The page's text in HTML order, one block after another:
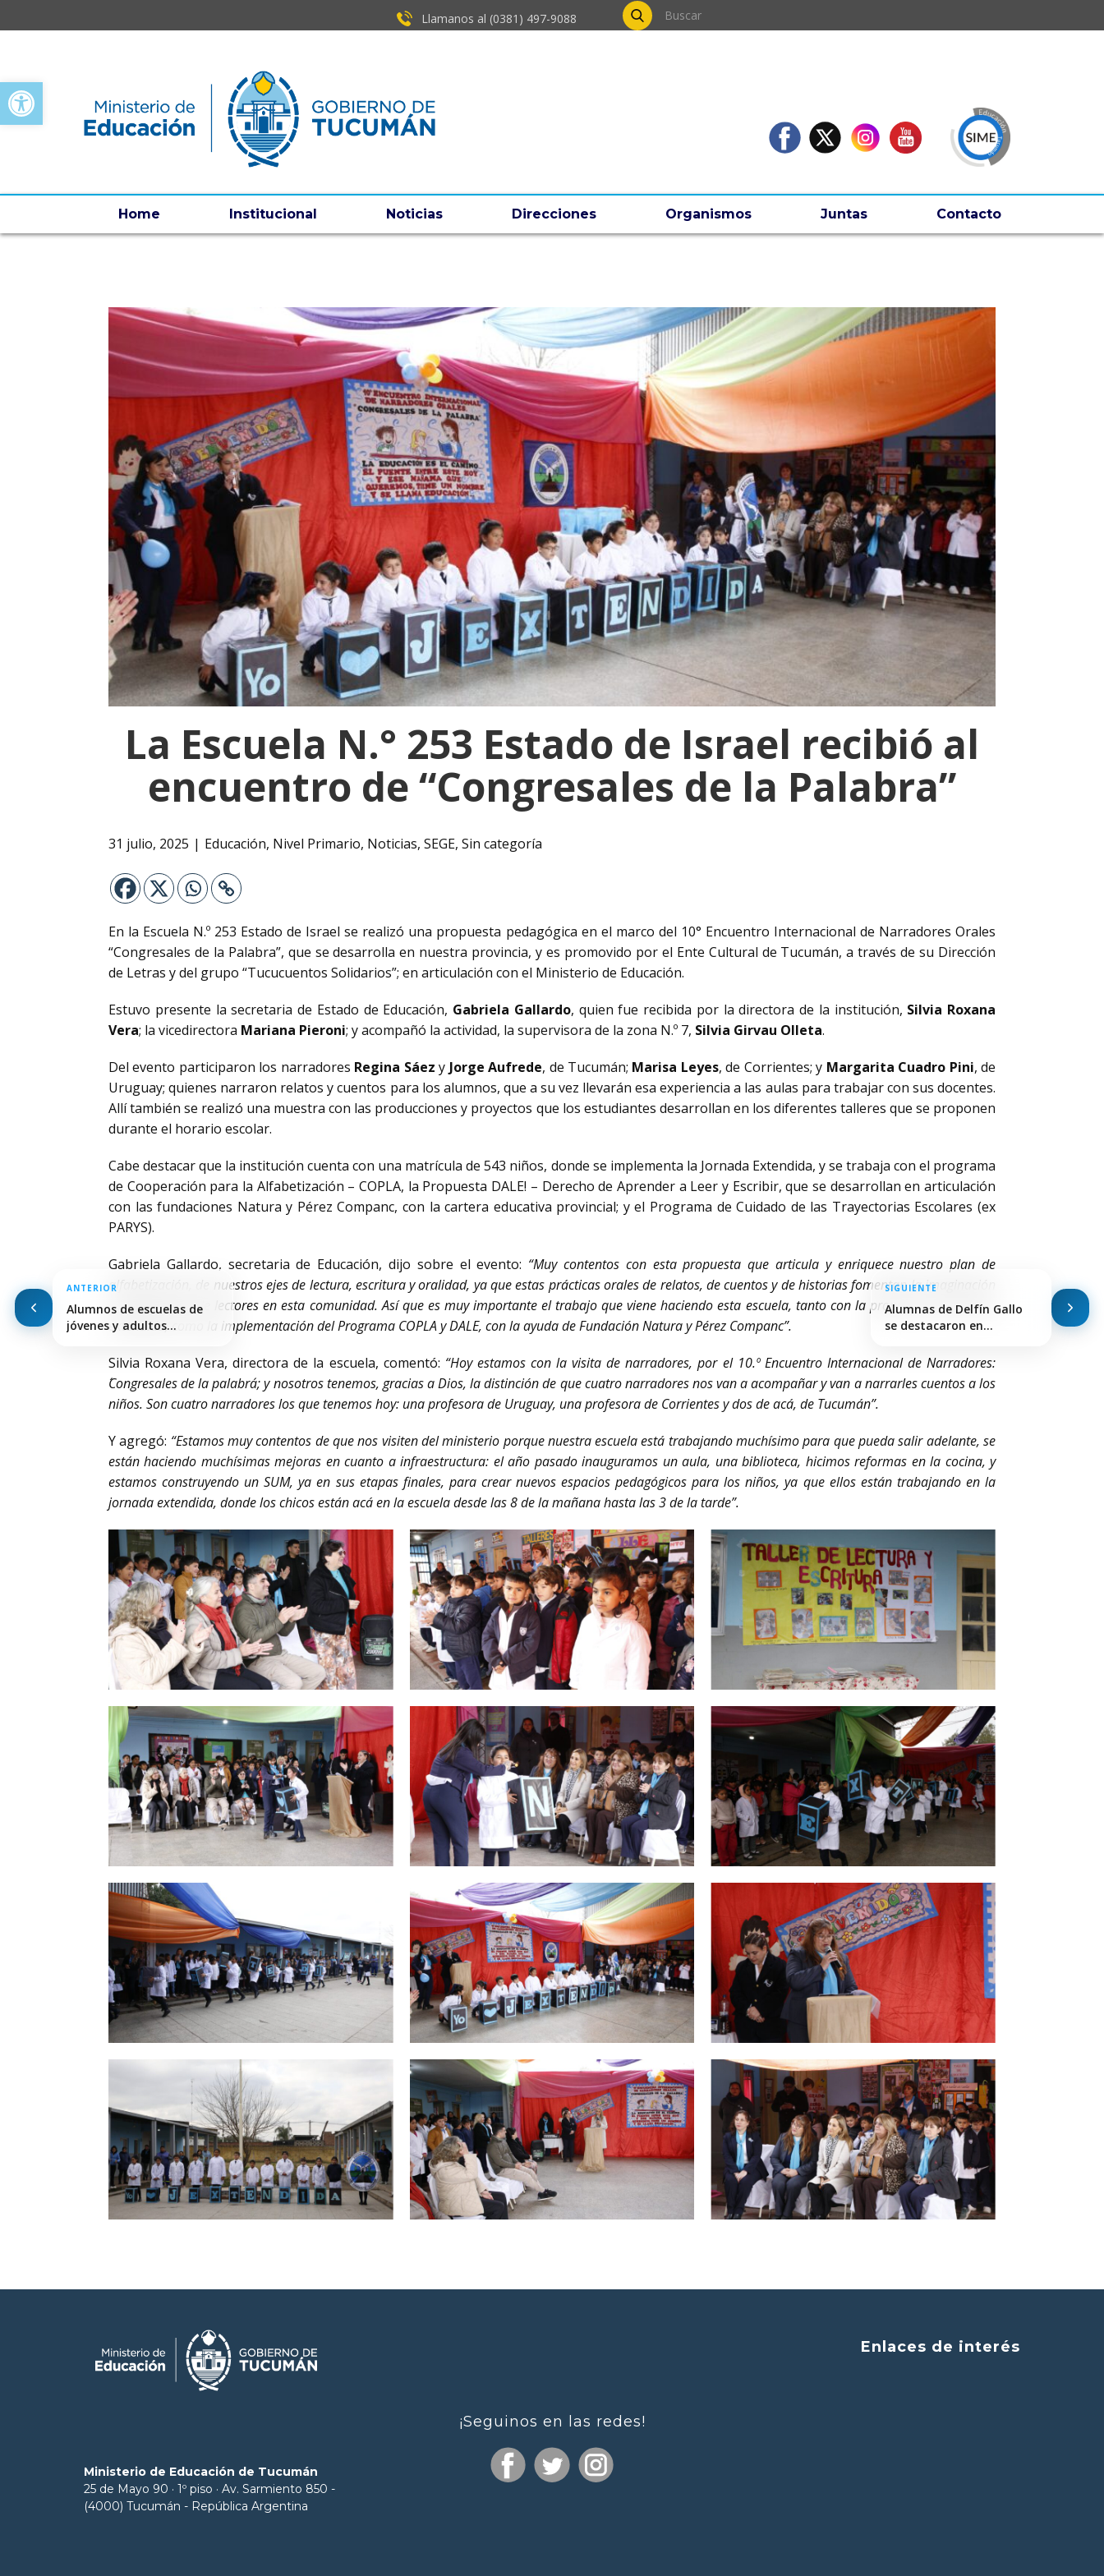
Open toolbar
Llamanos al (0381) ​497-9088
Home Institucional Noticias Direcciones Organismos Juntas Contacto
La Escuela N.° 253 Estado de Israel recibió al
encuentro de “Congresales de la Palabra”
31 julio, 2025 Educación, Nivel Primario, Noticias, SEGE, Sin categoría
En la Escuela N.º 253 Estado de Israel se realizó una propuesta pedagógica en el marco del 10° Encuentro Internacional de Narradores Orales
“Congresales de la Palabra”, que se desarrolla en nuestra provincia, y es promovido por el Ente Cultural de Tucumán, a través de su Dirección
de Letras y del grupo “Tucucuentos Solidarios”; en articulación con el Ministerio de Educación.
Estuvo presente la secretaria de Estado de Educación, Gabriela Gallardo, quien fue recibida por la directora de la institución, Silvia Roxana
Vera; la vicedirectora Mariana Pieroni; y acompañó la actividad, la supervisora de la zona N.º 7, Silvia Girvau Olleta.
Del evento participaron los narradores Regina Sáez y Jorge Aufrede, de Tucumán; Marisa Leyes, de Corrientes; y Margarita Cuadro Pini, de
Uruguay; quienes narraron relatos y cuentos para los alumnos, que a su vez llevarán esa experiencia a las aulas para trabajar con sus docentes.
Allí también se realizó una muestra con las producciones y proyectos que los estudiantes desarrollan en los diferentes talleres que se proponen
durante el horario escolar.
Cabe destacar que la institución cuenta con una matrícula de 543 niños, donde se implementa la Jornada Extendida, y se trabaja con el programa
de Cooperación para la Alfabetización – COPLA, la Propuesta DALE! – Derecho de Aprender a Leer y Escribir, que se desarrollan en articulación
con las fundaciones Natura y Pérez Companc, con la cartera educativa provincial; y el Programa de Cuidado de las Trayectorias Escolares (ex
PARYS).
Gabriela Gallardo, secretaria de Educación, dijo sobre el evento: “Muy contentos con esta propuesta que articula y enriquece nuestro plan de
alfabetización, de nuestros ejes de lectura, escritura y oralidad, ya que estas prácticas orales de relatos, de cuentos y de historias fomentan la imaginación
y la formación de lectores en esta comunidad. Así que es muy importante el trabajo que viene haciendo esta escuela, tanto con la propuesta de jornada
extendida, como la implementación del Programa COPLA y DALE, con la ayuda de Fundación Natura y Pérez Companc”.
Silvia Roxana Vera, directora de la escuela, comentó: “Hoy estamos con la visita de narradores, por el 10.º Encuentro Internacional de Narradores:
´Congresales de la palabra´; y nosotros tenemos, gracias a Dios, la distinción de que cuatro narradores nos van a acompañar y van a narrarles cuentos a los
niños. Son cuatro narradores los que tenemos hoy: una profesora de Uruguay, una profesora de Corrientes y dos de acá, de Tucumán”.
Y agregó: “Estamos muy contentos de que nos visiten del ministerio porque nuestra escuela está trabajando muchísimo para que pueda salir adelante, se
están haciendo muchísimas mejoras en cuanto a infraestructura: el año pasado inauguramos un aula, una biblioteca, hicimos reformas en la cocina, y
estamos construyendo un SUM, ya en sus etapas finales, para crear nuevos espacios pedagógicos para los niños, ya que ellos están trabajando en la
jornada extendida, donde los chicos están acá en la escuela desde las 8 de la mañana hasta las 3 de la tarde”.
Ministerio de Educación de Tucumán
25 de Mayo 90 · 1º piso · Av. Sarmiento 850 -
(4000) Tucumán - República Argentina
¡Seguinos en las redes!
Enlaces de interés
ANTERIOR
Alumnos de escuelas de
jóvenes y adultos…
SIGUIENTE
Alumnas de Delfín Gallo
se destacaron en…